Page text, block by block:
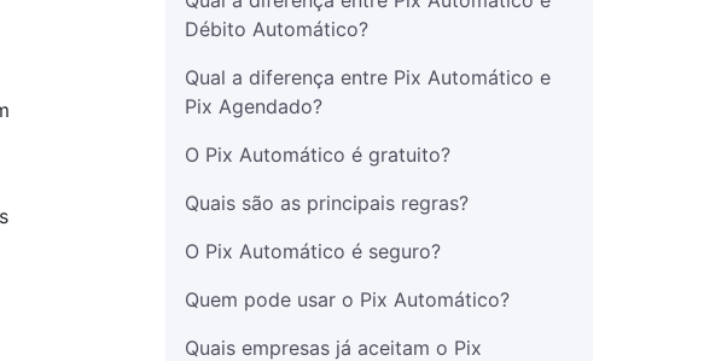
Débito Automático?
Qual a diferença entre Pix Automático e
Pix Agendado?
O Pix Automático é gratuito?
Quais são as principais regras?
O Pix Automático é seguro?
Quem pode usar o Pix Automático?
Quais empresas já aceitam o Pix